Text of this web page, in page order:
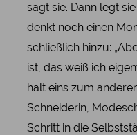
sagt sie. Dann legt
denkt noch einen
schließlich hinzu:
ist, das weiß ich
halt eins zum
Schneiderin,
Schritt in die